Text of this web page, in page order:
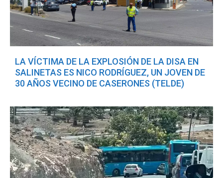
LA VÍCTIMA DE LA EXPLOSIÓN DE LA DISA EN
SALINETAS ES NICO RODRÍGUEZ, UN JOVEN DE
30 AÑOS VECINO DE CASERONES (TELDE)